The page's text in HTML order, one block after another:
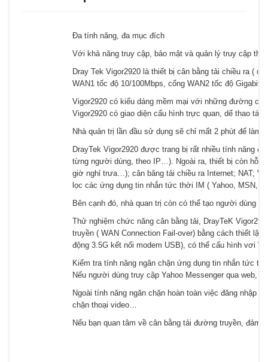
Đa tính năng, đa mục đích
Với khả năng truy cập, bảo mật và quản lý truy cập
Dray Tek Vigor2920 là thiết bị cân bằng tải chiều ra (
WAN1 tốc độ 10/100Mbps, cổng WAN2 tốc độ Gigabit
Vigor2920 có kiểu dáng mềm mại với những đường
Vigor2920 có giao diện cấu hình trực quan, dể thao tác.
Nhà quản trị lần đầu sử dụng sẽ chỉ mất 2 phút để
DrayTek Vigor2920 được trang bị rất nhiều tính năng
từng người dùng, theo IP…). Ngoài ra, thiết bị còn hỗ
giờ nghỉ trưa…); cân băng tải chiều ra Internet; NAT;
lọc các ứng dụng tin nhắn tức thời IM ( Yahoo, MSN,
Bên cạnh đó, nhà quan trị còn có thể tạo người dùng
Thử nghiệm chức năng cân bằng tải, DrayTeK
truyền ( WAN Connection Fail-over) bằng cách thiết
động 3.5G kết nối modem USB), có thể cấu hình vơi
Kiểm tra tính năng ngăn chặn ứng dụng tin nhắn tức
Nếu người dùng truy cập Yahoo Messenger qua web,
Ngoài tính năng ngăn chặn hoàn toàn việc đăng nhập
chặn thoại video…
Nếu bạn quan tâm về cân bằng tải đường truyền, đảm